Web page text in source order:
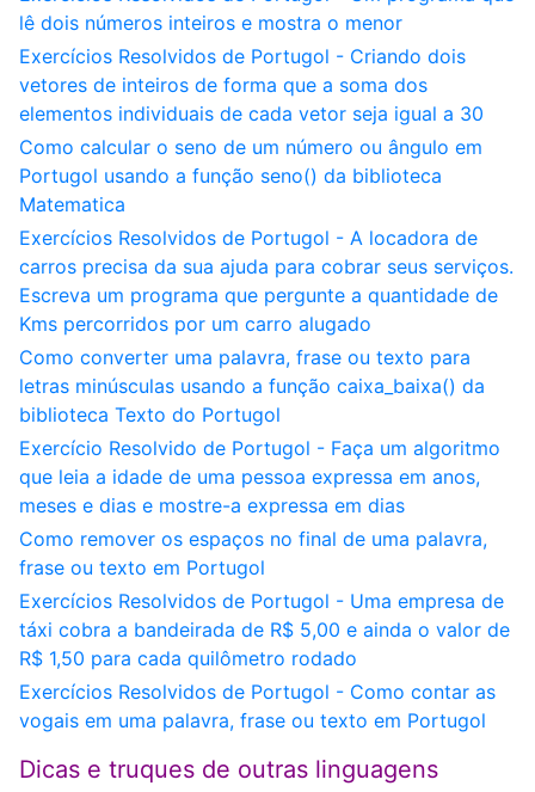
lê dois números inteiros e mostra o menor
Exercícios Resolvidos de Portugol - Criando dois
vetores de inteiros de forma que a soma dos
elementos individuais de cada vetor seja igual a 30
Como calcular o seno de um número ou ângulo em
Portugol usando a função seno() da biblioteca
Matematica
Exercícios Resolvidos de Portugol - A locadora de
carros precisa da sua ajuda para cobrar seus serviços.
Escreva um programa que pergunte a quantidade de
Kms percorridos por um carro alugado
Como converter uma palavra, frase ou texto para
letras minúsculas usando a função caixa_baixa() da
biblioteca Texto do Portugol
Exercício Resolvido de Portugol - Faça um algoritmo
que leia a idade de uma pessoa expressa em anos,
meses e dias e mostre-a expressa em dias
Como remover os espaços no final de uma palavra,
frase ou texto em Portugol
Exercícios Resolvidos de Portugol - Uma empresa de
táxi cobra a bandeirada de R$ 5,00 e ainda o valor de
R$ 1,50 para cada quilômetro rodado
Exercícios Resolvidos de Portugol - Como contar as
vogais em uma palavra, frase ou texto em Portugol
Dicas e truques de outras linguagens